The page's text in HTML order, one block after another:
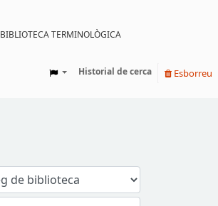
BIBLIOTECA TERMINOLÒGICA
Historial de cerca Esborreu